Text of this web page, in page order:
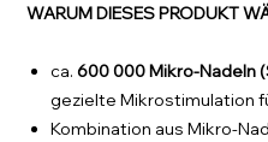
WARUM DIESES PRODUKT
ca.600 000 Mikro-Nadeln
gezielte Mikrostimulation
Kombination aus Mikro-